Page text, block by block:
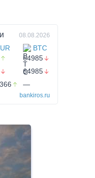
08.08.2026
BTC
64985
64985
—
bankiros.ru